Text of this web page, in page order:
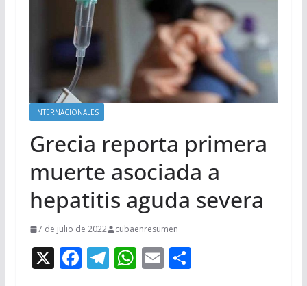
INTERNACIONALES
Grecia reporta primera
muerte asociada a
hepatitis aguda severa
7 de julio de 2022 cubaenresumen
X F T W E C